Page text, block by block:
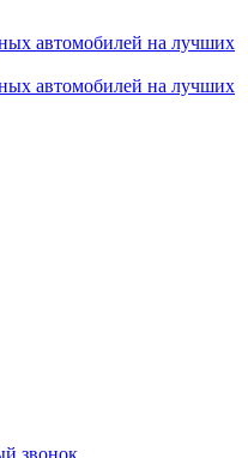
автомобилей на лучших
автомобилей на лучших
звонок